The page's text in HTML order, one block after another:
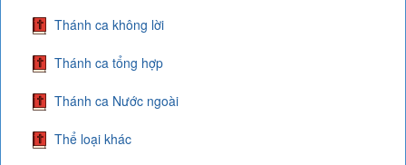
Thánh ca không lời
Thánh ca tổng hợp
Thánh ca Nước ngoài
Thể loại khác